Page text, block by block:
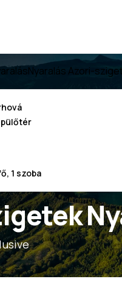
Nyaralás Azori-